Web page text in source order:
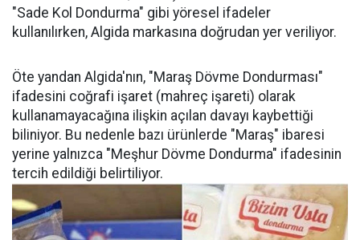
"Sade Kol Dondurma" gibi yöresel ifadeler
kullanılırken, Algida markasına doğrudan yer veriliyor.
Öte yandan Algida'nın, "Maraş Dövme Dondurması"
ifadesini coğrafi işaret (mahreç işareti) olarak
kullanamayacağına ilişkin açılan davayı kaybettiği
biliniyor. Bu nedenle bazı ürünlerde "Maraş" ibaresi
yerine yalnızca "Meşhur Dövme Dondurma" ifadesinin
tercih edildiği belirtiliyor.